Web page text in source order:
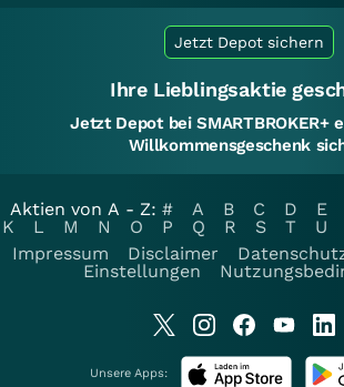
Jetzt Depot sichern
Ihre Lieblingsaktie
Jetzt Depot bei SMARTBROKER+
Willkommensgeschenk
Aktien von A - Z: # A B C D E
K
L M N O P Q R S T U
Impressum
Disclaimer
Einstellungen
Unsere Apps: